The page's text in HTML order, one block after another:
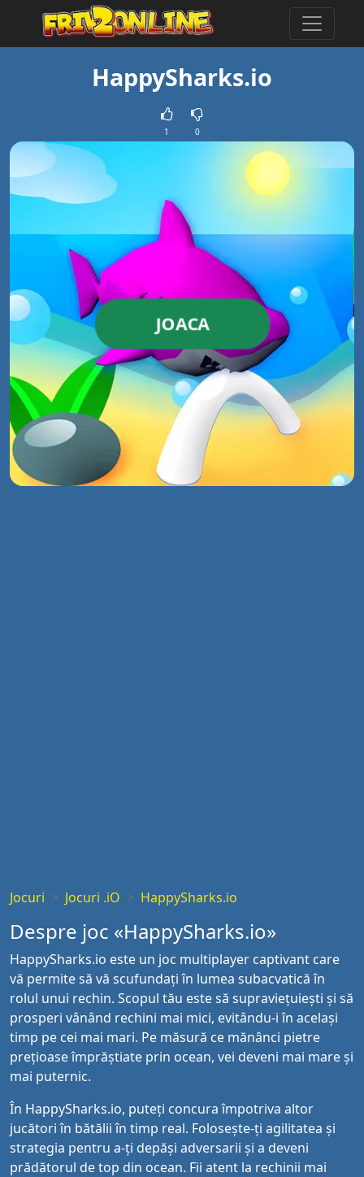
HappySharks.io
1 0
JOACA
Jocuri Jocuri .iO HappySharks.io
Despre joc «HappySharks.io»
HappySharks.io este un joc multiplayer captivant care
vă permite să vă scufundați în lumea subacvatică în
rolul unui rechin. Scopul tău este să supraviețuiești și să
prosperi vânând rechini mai mici, evitându-i în același
timp pe cei mai mari. Pe măsură ce mănânci pietre
prețioase împrăștiate prin ocean, vei deveni mai mare și
mai puternic.
În HappySharks.io, puteți concura împotriva altor
jucători în bătălii în timp real. Folosește-ți agilitatea și
strategia pentru a-ți depăși adversarii și a deveni
prădătorul de top din ocean. Fii atent la rechinii mai